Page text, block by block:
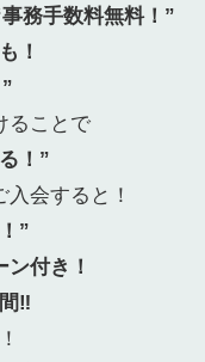
事務手数料無料！”
！
ることで
！”
会すると！
”
付き！
‼︎